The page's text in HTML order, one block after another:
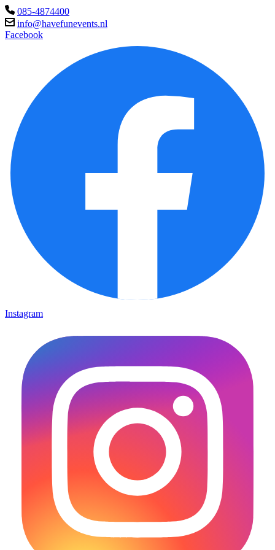
085-4874400
info@havefunevents.nl
Facebook
Instagram